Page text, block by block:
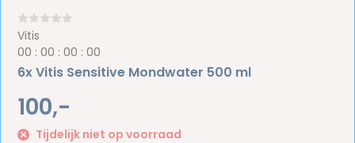
Vitis
00 :00 :00 :00
6x Vitis Sensitive Mondwater 500 ml
100,-
Tijdelijk niet op voorraad